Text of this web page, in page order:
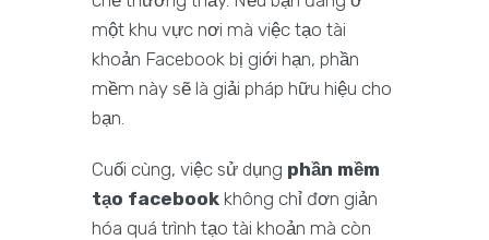
một khu vực nơi mà việc tạo tài
khoản Facebook bị giới hạn, phần
mềm này sẽ là giải pháp hữu hiệu cho
bạn.
Cuối cùng, việc sử dụng phần mềm
tạo facebook không chỉ đơn giản
hóa quá trình tạo tài khoản mà còn